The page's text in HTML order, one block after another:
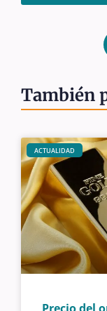
También
ACTUALIDAD